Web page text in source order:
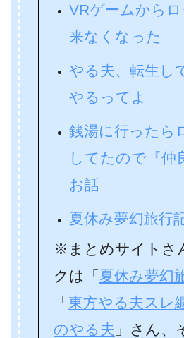
VRゲームから
来なくなった
やる夫、転生し
やるってよ
銭湯に行ったら
してたので『仲
お話
夏休み夢幻旅行
※まとめサイトさ
クは「 夏休み夢幻
「 東方やる夫スレ
のやる夫 」さん、